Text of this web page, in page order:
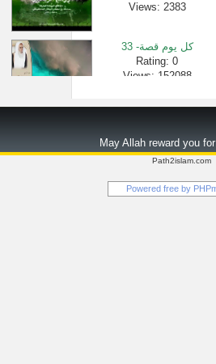
Views: 2383
33 -كل يوم قصة
Rating: 0
Views: 152088
Views: 2518
من أقوى المق�...
Rating: 0
May Allah reward you
Path2islam.com
Powered free by